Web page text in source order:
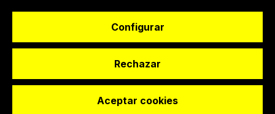
© Dashboard Technologies S.L
Configurar
Rechazar
Aceptar cookies